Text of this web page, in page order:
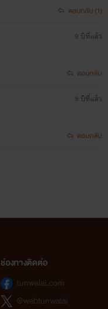
ตอบกลับ (1)
9 ปีที่แล้ว
ตอบกลับ
9 ปีที่แล้ว
ตอบกลับ
ช่องทางติดต่อ
tunwalai.com
@webtunwalai